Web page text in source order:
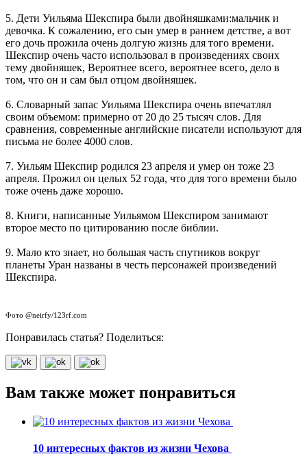
5. Дети Уильяма Шекспира были двойняшками:мальчик и
девочка. К сожалению, его сын умер в раннем детстве, а вот
его дочь прожила очень долгую жизнь для того времени.
Шекспир очень часто использовал в произведениях своих
тему двойняшек, Вероятнее всего, вероятнее всего, дело в
том, что он и сам был отцом двойняшек.
6. Словарный запас Уильяма Шекспира очень впечатлял
своим объемом: примерно от 20 до 25 тысяч слов. Для
сравнения, современные английские писатели используют для
письма не более 4000 слов.
7. Уильям Шекспир родился 23 апреля и умер он тоже 23
апреля. Прожил он целых 52 года, что для того времени было
тоже очень даже хорошо.
8. Книги, написанные Уильямом Шекспиром занимают
второе место по цитированию после библии.
9. Мало кто знает, но большая часть спутников вокруг
планеты Уран названы в честь персонажей произведений
Шекспира.
Фото @neirfy/123rf.com
Понравилась статья? Поделиться:
Вам также может понравиться
10 интересных фактов из жизни Чехова